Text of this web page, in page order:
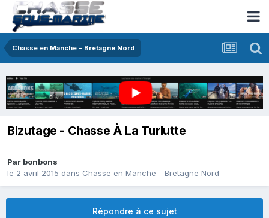
Chasse en Manche - Bretagne Nord
Bizutage - Chasse À La Turlutte
Par bonbons
le 2 avril 2015 dans Chasse en Manche - Bretagne Nord
Répondre à ce sujet